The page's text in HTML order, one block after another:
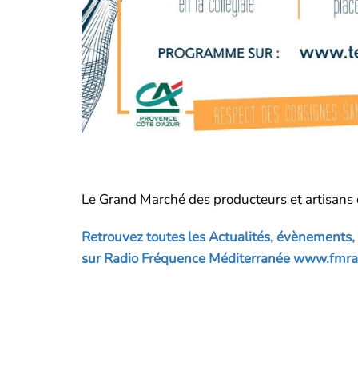
Le Grand Marché des producteurs et
Retrouvez toutes les Actualités,
sur Radio Fréquence Méditerranée